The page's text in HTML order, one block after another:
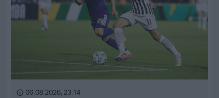
06.08.2026, 23:14